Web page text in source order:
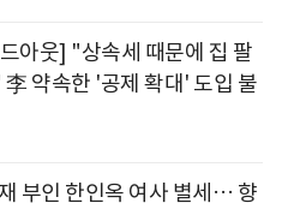
아웃] "상속세 때문에 집 팔
약속한 '공제 확대' 도입 불
부인 한인옥 여사 별세… 향